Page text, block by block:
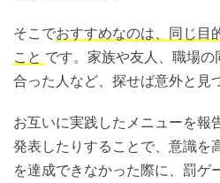
そこでおすすめなのは、同じ目
こと です。家族や友人、職場の
合った人など、探せば意外と見
お互いに実践したメニューを報
発表したりすることで、意識を
を達成できなかった際に、罰ゲ